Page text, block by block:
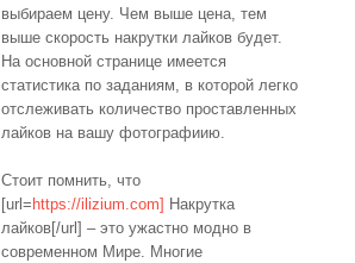
выбираем цену. Чем выше цена, тем
выше скорость накрутки лайков будет.
На основной странице имеется
статистика по заданиям, в которой легко
отслеживать количество проставленных
лайков на вашу фотографиию.
Стоит помнить, что
[url= https://ilizium.com] Накрутка
лайков[/url] – это ужастно модно в
современном Мире. Многие